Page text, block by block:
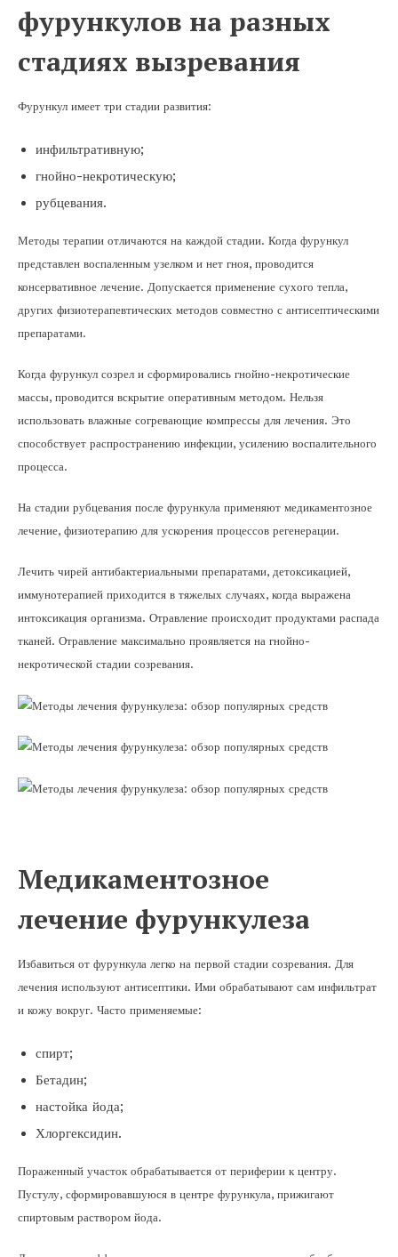
фурункулов на разных
стадиях вызревания
Фурункул имеет три стадии развития:
инфильтративную;
гнойно-некротическую;
рубцевания.
Методы терапии отличаются на каждой стадии. Когда фурункул
представлен воспаленным узелком и нет гноя, проводится
консервативное лечение. Допускается применение сухого тепла,
других физиотерапевтических методов совместно с антисептическими
препаратами.
Когда фурункул созрел и сформировались гнойно-некротические
массы, проводится вскрытие оперативным методом. Нельзя
использовать влажные согревающие компрессы для лечения. Это
способствует распространению инфекции, усилению воспалительного
процесса.
На стадии рубцевания после фурункула применяют медикаментозное
лечение, физиотерапию для ускорения процессов регенерации.
Лечить чирей антибактериальными препаратами, детоксикацией,
иммунотерапией приходится в тяжелых случаях, когда выражена
интоксикация организма. Отравление происходит продуктами распада
тканей. Отравление максимально проявляется на гнойно-
некротической стадии созревания.
Медикаментозное
лечение фурункулеза
Избавиться от фурункула легко на первой стадии созревания. Для
лечения используют антисептики. Ими обрабатывают сам инфильтрат
и кожу вокруг. Часто применяемые:
спирт;
Бетадин;
настойка йода;
Хлоргексидин.
Пораженный участок обрабатывается от периферии к центру.
Пустулу, сформировавшуюся в центре фурункула, прижигают
спиртовым раствором йода.